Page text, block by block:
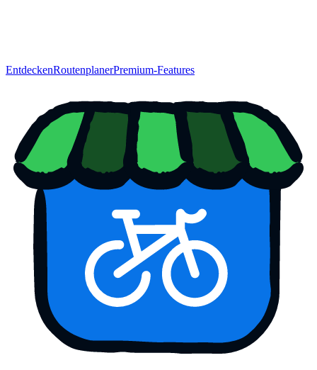
EntdeckenRoutenplanerPremium-Features